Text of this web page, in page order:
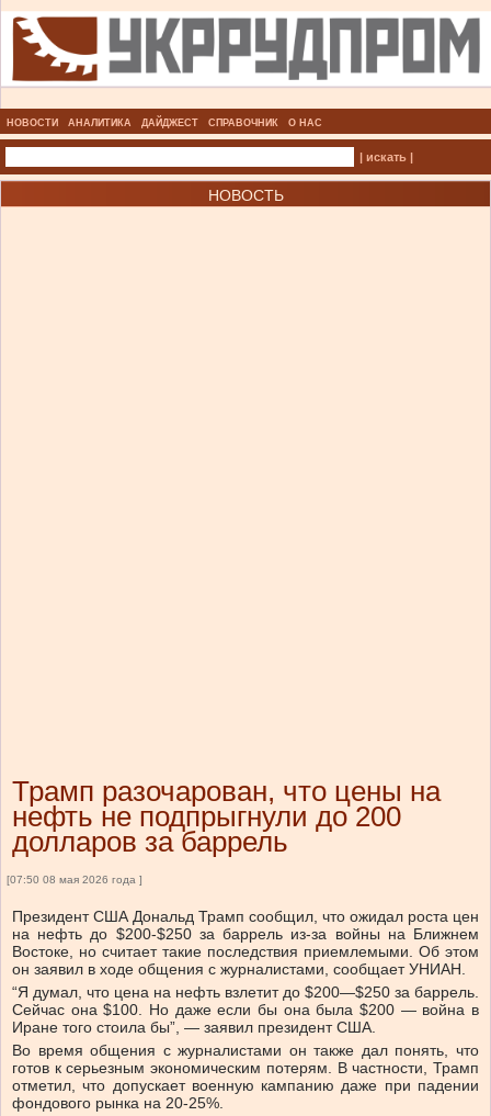
НОВОСТИ АНАЛИТИКА ДАЙДЖЕСТ СПРАВОЧНИК О НАС
| искать |
НОВОСТЬ
Трамп разочарован, что цены на
нефть не подпрыгнули до 200
долларов за баррель
[07:50 08 мая 2026 года ]
Президент США Дональд Трамп сообщил, что ожидал роста цен
на нефть до $200-$250 за баррель из-за войны на Ближнем
Востоке, но считает такие последствия приемлемыми. Об этом
он заявил в ходе общения с журналистами, сообщает УНИАН.
“Я думал, что цена на нефть взлетит до $200—$250 за баррель.
Сейчас она $100. Но даже если бы она была $200 — война в
Иране того стоила бы”, — заявил президент США.
Во время общения с журналистами он также дал понять, что
готов к серьезным экономическим потерям. В частности, Трамп
отметил, что допускает военную кампанию даже при падении
фондового рынка на 20-25%.